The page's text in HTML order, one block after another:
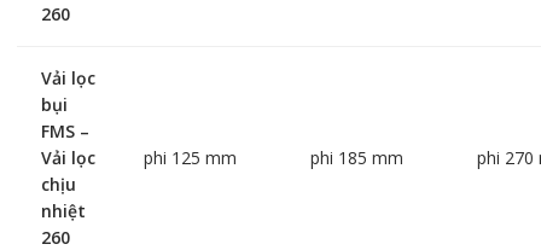
260
Vải lọc
bụi
FMS –
Vải lọc
chịu
nhiệt
260
phi 125 mm phi 185 mm phi 270